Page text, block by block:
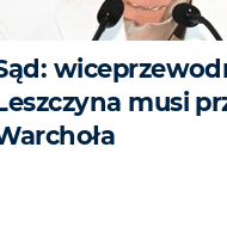
musi